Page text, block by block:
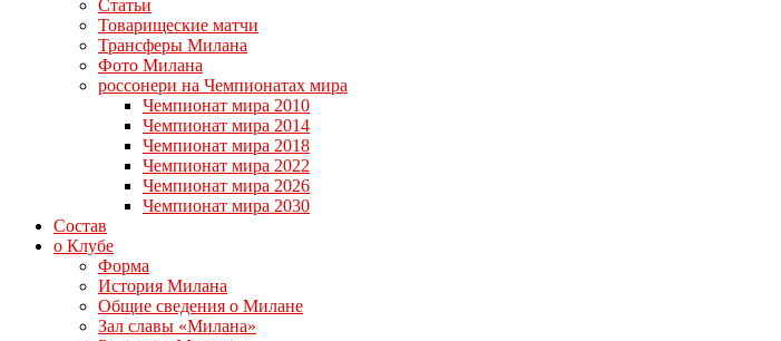
Статьи
Товарищеские матчи
Трансферы Милана
Фото Милана
россонери на Чемпионатах мира
Чемпионат мира 2010
Чемпионат мира 2014
Чемпионат мира 2018
Чемпионат мира 2022
Чемпионат мира 2026
Чемпионат мира 2030
Состав
о Клубе
Форма
История Милана
Общие сведения о Милане
Зал славы «Милана»